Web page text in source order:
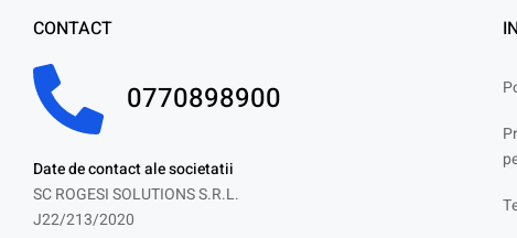
CONTACT
0770898900
Date de contact ale societatii
SC ROGESI SOLUTIONS S.R.L.
J22/213/2020